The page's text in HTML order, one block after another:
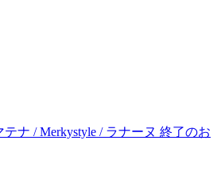
テナ / Merkystyle / ラナーヌ 終了のお